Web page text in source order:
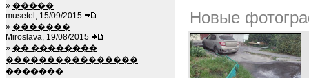
» �����
musetel, 15/09/2015
» �������
Miroslava, 19/08/2015
» �� ��������
����������������
�������
Новые